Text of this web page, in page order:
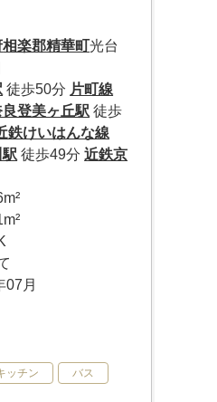
相楽郡精華町光台
徒歩50分 片町線
登美ヶ丘駅 徒歩
鉄けいはんな線
徒歩49分近鉄京
07月
ッチン バス